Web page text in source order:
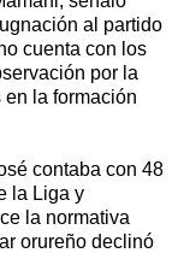
al partido
cuenta con los
por la
la formación
contaba con 48
la Liga y
la normativa
orureño declinó